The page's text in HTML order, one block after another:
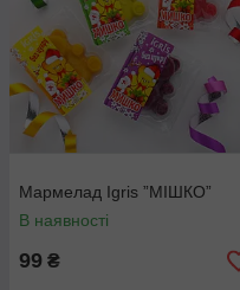
Мармелад Igris ”МIШКО”
В наявності
99 ₴